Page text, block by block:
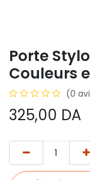
Porte
Couleurs
(0
325,00 DA